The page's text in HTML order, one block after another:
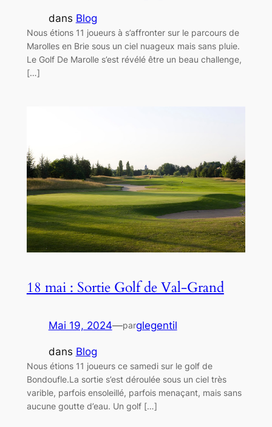
dans Blog
Nous étions 11 joueurs à s’affronter sur le parcours de
Marolles en Brie sous un ciel nuageux mais sans pluie.
Le Golf De Marolle s’est révélé être un beau challenge,
[…]
18 mai : Sortie Golf de Val-Grand
Mai 19, 2024—parglegentil
dans Blog
Nous étions 11 joueurs ce samedi sur le golf de
Bondoufle.La sortie s’est déroulée sous un ciel très
varible, parfois ensoleillé, parfois menaçant, mais sans
aucune goutte d’eau. Un golf […]